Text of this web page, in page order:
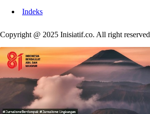
Indeks
Copyright @ 2025 Inisiatif.co. All right reserved